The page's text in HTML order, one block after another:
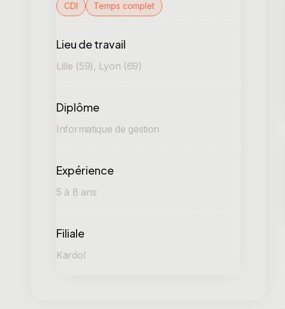
CDI Temps complet
Lieu de travail
Lille (59), Lyon (69)
Diplôme
Informatique de gestion
Expérience
5 à 8 ans
Filiale
Kardol